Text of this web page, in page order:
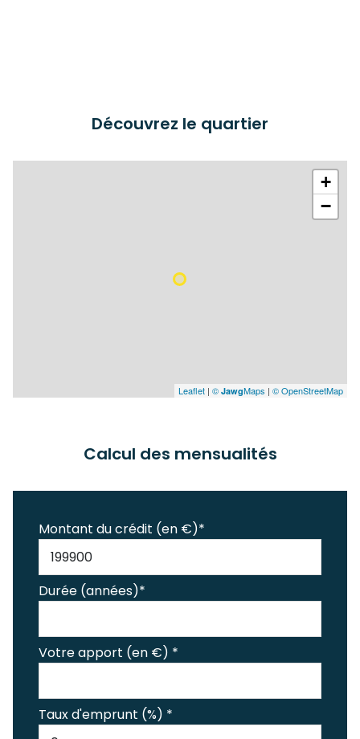
Découvrez le quartier
+
−
Leaflet | © JawgMaps | © OpenStreetMap
Calcul des mensualités
Montant du crédit (en €)*
Durée (années)*
Votre apport (en €) *
Taux d'emprunt (%) *